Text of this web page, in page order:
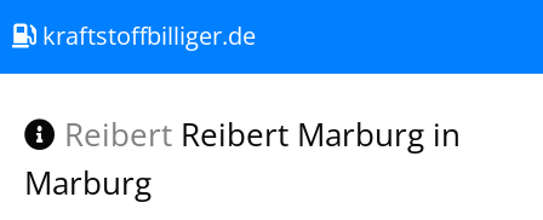
kraftstoffbilliger.de
Reibert Reibert Marburg in
Marburg